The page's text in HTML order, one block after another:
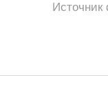
Источник